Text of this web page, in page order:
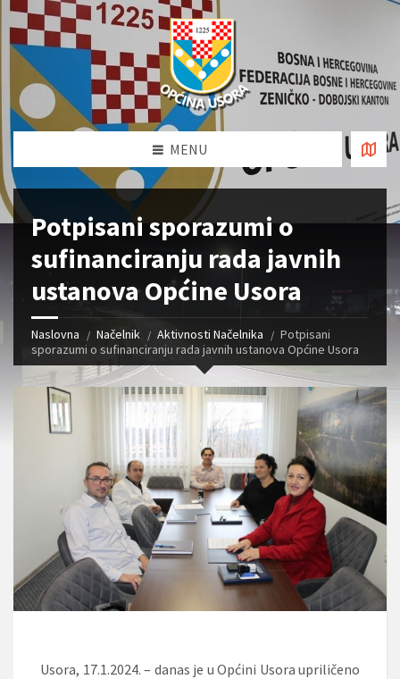
MENU
Potpisani sporazumi o
sufinanciranju rada javnih
ustanova Općine Usora
Naslovna Načelnik Aktivnosti Načelnika
Potpisani
sporazumi o sufinanciranju rada javnih ustanova Općine Usora
Usora, 17.1.2024. – danas je u Općini Usora upriličeno